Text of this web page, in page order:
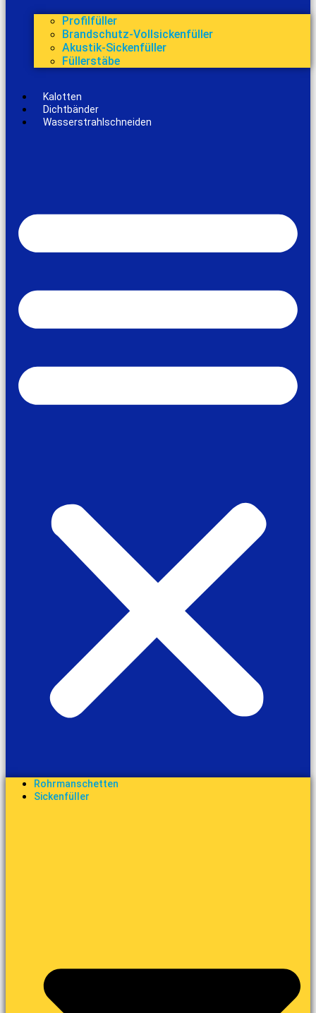
Profilfüller
Brandschutz-Vollsickenfüller
Akustik-Sickenfüller
Füllerstäbe
Kalotten
Dichtbänder
Wasserstrahlschneiden
Rohrmanschetten
Sickenfüller